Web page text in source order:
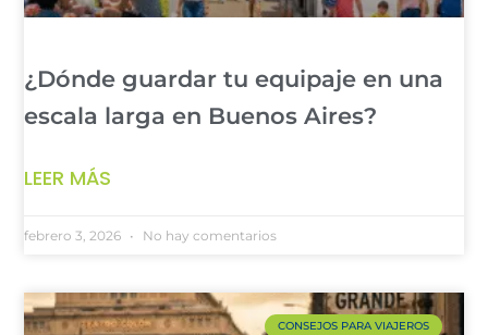
¿Dónde guardar tu equipaje en una
escala larga en Buenos Aires?
LEER MÁS
febrero 3, 2026 No hay comentarios
CONSEJOS PARA VIAJEROS